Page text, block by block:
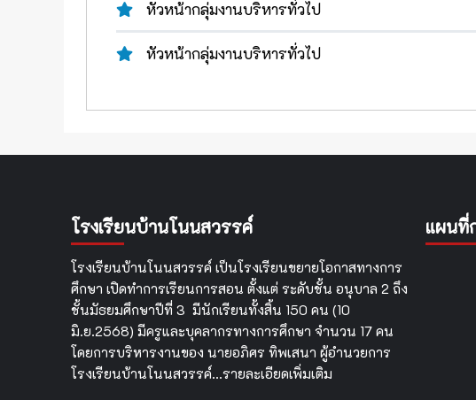
หัวหน้ากลุ่มงานบริหารทั่วไป
หัวหน้ากลุ่มงานบริหารทั่วไป
โรงเรียนบ้านโนนสวรรค์
โรงเรียนบ้านโนนสวรรค์ เป็นโรงเรียนขยายโอกาสทางการ
ศึกษา เปิดทำการเรียนการสอน ตั้งแต่ ระดับชั้น อนุบาล 2 ถึง
ชั้นมัธยมศึกษาปีที่ 3 มีนักเรียนทั้งสิ้น 150 คน (10
มิ.ย.2568) มีครูและบุคลากรทางการศึกษา จำนวน 17 คน
โดยการบริหารงานของ นายอภิศร ทิพเสนา ผู้อำนวยการ
โรงเรียนบ้านโนนสวรรค์…รายละเอียดเพิ่มเติม
แผนที่